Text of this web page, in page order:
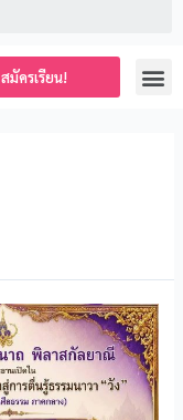
สมัครเรียน!